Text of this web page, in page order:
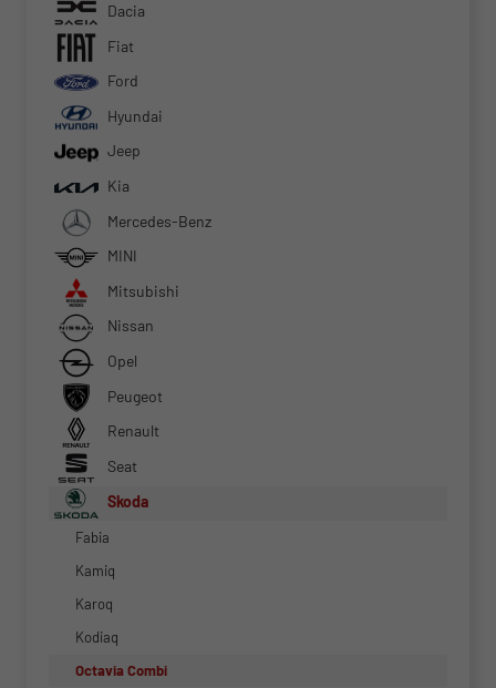
Dacia
Fiat
Ford
Hyundai
Jeep
Kia
Mercedes-Benz
MINI
Mitsubishi
Nissan
Opel
Peugeot
Renault
Seat
Skoda
Fabia
Kamiq
Karoq
Kodiaq
Octavia Combi